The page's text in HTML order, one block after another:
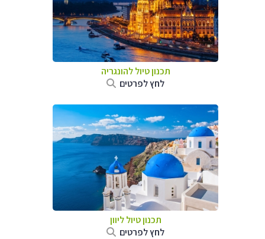
תכנון טיול להונגריה
לחץ לפרטים
תכנון טיול ליוון
לחץ לפרטים